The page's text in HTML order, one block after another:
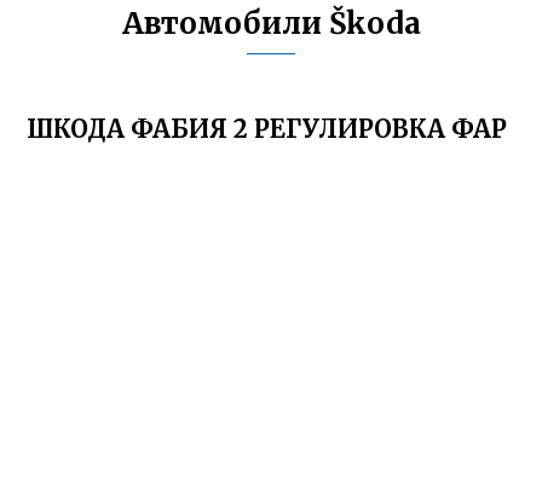
Автомобили Škoda
ШКОДА ФАБИЯ 2 РЕГУЛИРОВКА ФАР